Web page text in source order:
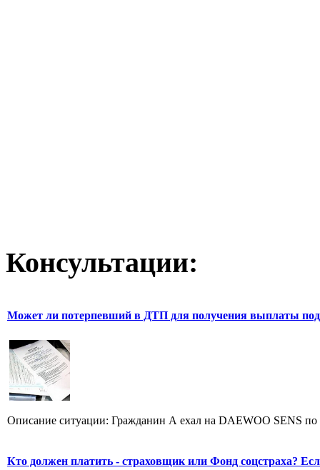
Консультации:
Может ли потерпевший в ДТП для получения выплаты
Описание ситуации: Гражданин А ехал на DAEWOO SENS
Кто должен платить - страховщик или Фонд соцстраха? Есл